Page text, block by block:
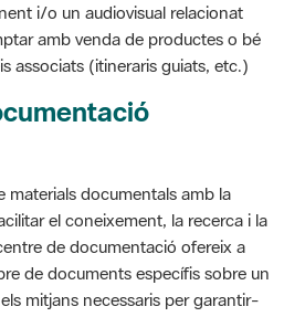
i/o un audiovisual relacionat
amb venda de productes o bé
associats (itineraris guiats, etc.)
materials documentals amb la
el coneixement, la recerca i la
de documentació ofereix a
de documents específis sobre un
mitjans necessaris per garantir-